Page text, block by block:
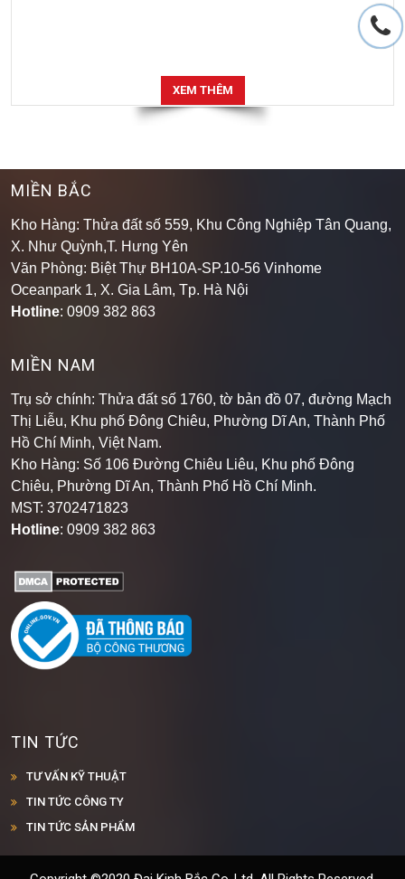
XEM THÊM
MIỀN BẮC
Kho Hàng: Thửa đất số 559, Khu Công Nghiệp Tân Quang,
X. Như Quỳnh,T. Hưng Yên
Văn Phòng: Biệt Thự BH10A-SP.10-56 Vinhome
Oceanpark 1, X. Gia Lâm, Tp. Hà Nội
Hotline: 0909 382 863
MIỀN NAM
Trụ sở chính: Thửa đất số 1760, tờ bản đồ 07, đường Mạch
Thị Liễu, Khu phố Đông Chiêu, Phường Dĩ An, Thành Phố
Hồ Chí Minh, Việt Nam.
Kho Hàng: Số 106 Đường Chiêu Liêu, Khu phố Đông
Chiêu, Phường Dĩ An, Thành Phố Hồ Chí Minh.
MST: 3702471823
Hotline: 0909 382 863
TIN TỨC
TƯ VẤN KỸ THUẬT
TIN TỨC CÔNG TY
TIN TỨC SẢN PHẨM